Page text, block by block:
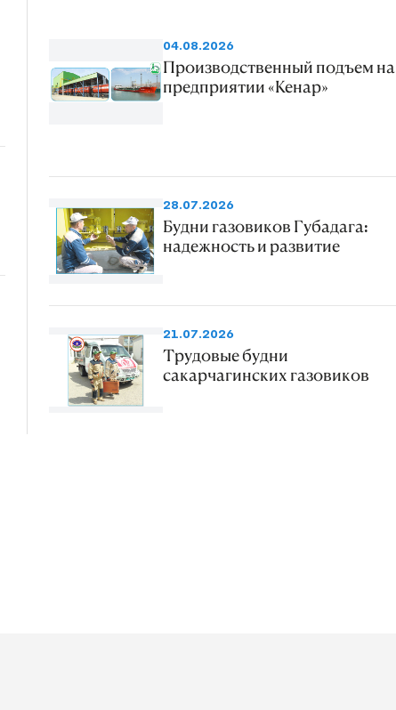
04.08.2026
Производственный подъем на
предприятии «Кенар»
28.07.2026
Будни газовиков Губадага:
надежность и развитие
21.07.2026
Трудовые будни
сакарчагинских газовиков